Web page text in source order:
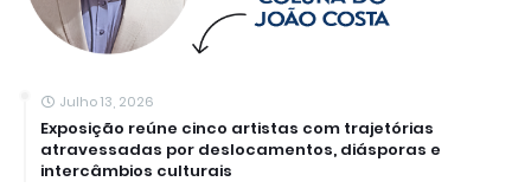
Julho 13, 2026
Exposição reúne cinco artistas com trajetórias
atravessadas por deslocamentos, diásporas e
intercâmbios culturais